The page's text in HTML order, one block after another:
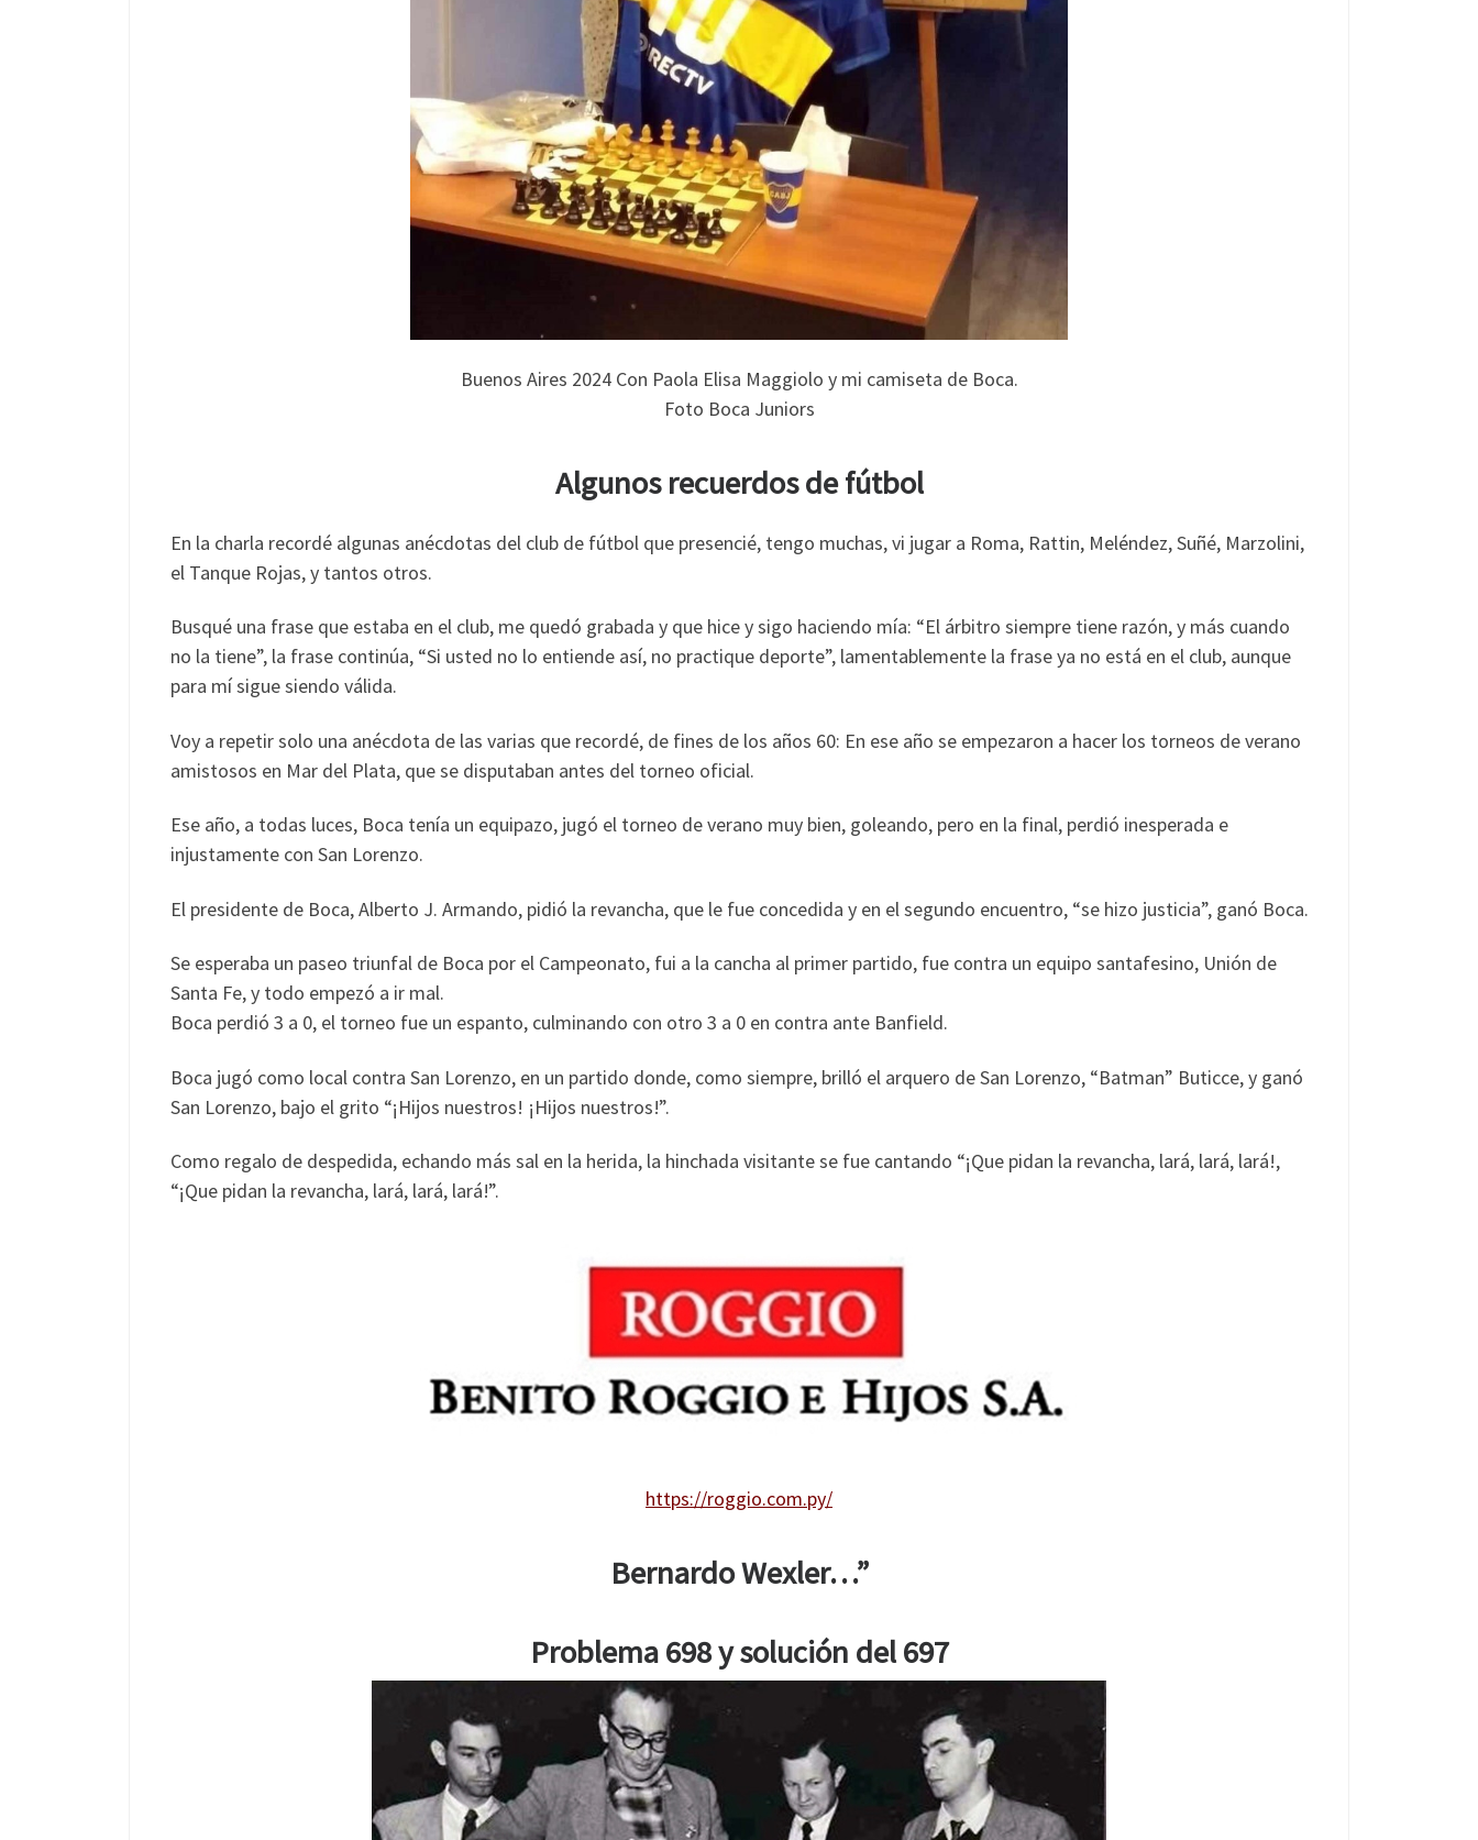
Buenos Aires 2024 Con Paola Elisa Maggiolo y mi camiseta de Boca.
Foto Boca Juniors
Algunos recuerdos de fútbol
En la charla recordé algunas anécdotas del club de fútbol que presencié, tengo muchas, vi jugar a Roma, Rattin, Meléndez, Suñé, Marzolini,
el Tanque Rojas, y tantos otros.
Busqué una frase que estaba en el club, me quedó grabada y que hice y sigo haciendo mía: “El árbitro siempre tiene razón, y más cuando
no la tiene”, la frase continúa, “Si usted no lo entiende así, no practique deporte”, lamentablemente la frase ya no está en el club, aunque
para mí sigue siendo válida.
Voy a repetir solo una anécdota de las varias que recordé, de fines de los años 60: En ese año se empezaron a hacer los torneos de verano
amistosos en Mar del Plata, que se disputaban antes del torneo oficial.
Ese año, a todas luces, Boca tenía un equipazo, jugó el torneo de verano muy bien, goleando, pero en la final, perdió inesperada e
injustamente con San Lorenzo.
El presidente de Boca, Alberto J. Armando, pidió la revancha, que le fue concedida y en el segundo encuentro, “se hizo justicia”, ganó Boca.
Se esperaba un paseo triunfal de Boca por el Campeonato, fui a la cancha al primer partido, fue contra un equipo santafesino, Unión de
Santa Fe, y todo empezó a ir mal.
Boca perdió 3 a 0, el torneo fue un espanto, culminando con otro 3 a 0 en contra ante Banfield.
Boca jugó como local contra San Lorenzo, en un partido donde, como siempre, brilló el arquero de San Lorenzo, “Batman” Buticce, y ganó
San Lorenzo, bajo el grito “¡Hijos nuestros! ¡Hijos nuestros!”.
Como regalo de despedida, echando más sal en la herida, la hinchada visitante se fue cantando “¡Que pidan la revancha, lará, lará, lará!,
“¡Que pidan la revancha, lará, lará, lará!”.
https://roggio.com.py/
Bernardo Wexler…”
Problema 698 y solución del 697